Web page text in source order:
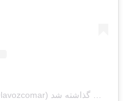
پستی توسط ‏‎La Voz del Interior‎‏ (@‏‎lavozcomar‎‏) به اشتراک گذاشته شد